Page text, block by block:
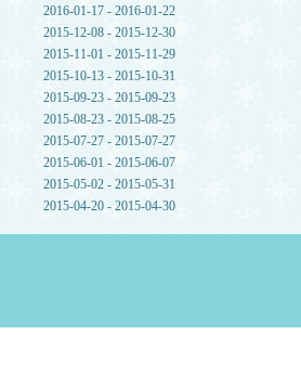
2016-01-17 - 2016-01-22
2015-12-08 - 2015-12-30
2015-11-01 - 2015-11-29
2015-10-13 - 2015-10-31
2015-09-23 - 2015-09-23
2015-08-23 - 2015-08-25
2015-07-27 - 2015-07-27
2015-06-01 - 2015-06-07
2015-05-02 - 2015-05-31
2015-04-20 - 2015-04-30